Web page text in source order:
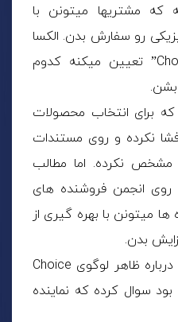
که مشتریها میتونن با
رو سفارش بدن. الکسا
از طریق برنامه جدید “Choice” تعیین میکنه کدوم
بشن.
که برای انتخاب محصولات
نکرده و روی مستندات
نکرده. اما مطالب
روی انجمن فروشنده های
میتونن با بهره گیری از
بدن.
یکی از تجار روی این انجمن درباره ظاهر لوگوی Choice
سوال کرده که نماینده